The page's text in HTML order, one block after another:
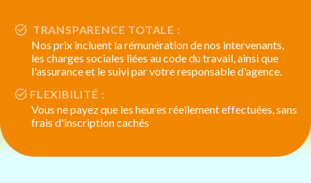
TRANSPARENCE TOTALE :
Nos prix incluent la rémunération de nos intervenants,
les charges sociales liées au code du travail, ainsi que
l'assurance et le suivi par votre responsable d'agence.
FLEXIBILITÉ :
Vous ne payez que les heures réellement effectuées, sans
frais d'inscription cachés